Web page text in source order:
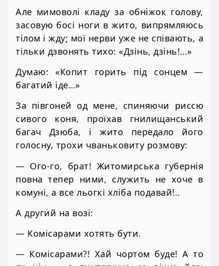
Але мимоволі кладу за обніжок голову,
засовую босі ноги в жито, випрямляюсь
тілом і жду; мої нерви уже не співають, а
тільки дзвонять тихо: «Дзінь, дзінь!…»
Думаю: «Копит горить під сонцем —
багатий іде…»
За півгоней од мене, спиняючи риссю
сивого коня, проїхав гнилищанський
багач Дзюба, і жито передало його
голосну, трохи чваньковиту розмову:
— Ого-го, брат! Житомирська губернія
повна тепер ними, служить не хоче в
комуні, а все льогкі хліба подавай!..
А другий на возі:
— Комісарами хотять бути.
— Комісарами?! Хай чортом буде! А то